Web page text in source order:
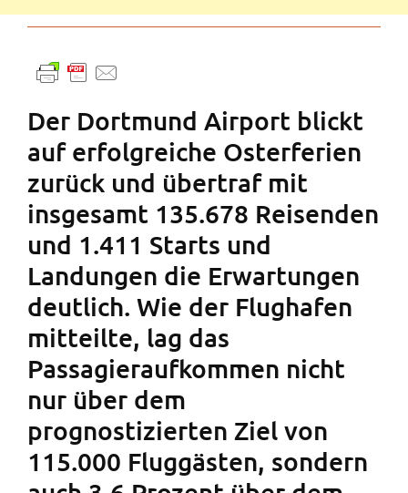
Der Dortmund Airport blickt
auf erfolgreiche Osterferien
zurück und übertraf mit
insgesamt 135.678 Reisenden
und 1.411 Starts und
Landungen die Erwartungen
deutlich. Wie der Flughafen
mitteilte, lag das
Passagieraufkommen nicht
nur über dem
prognostizierten Ziel von
115.000 Fluggästen, sondern